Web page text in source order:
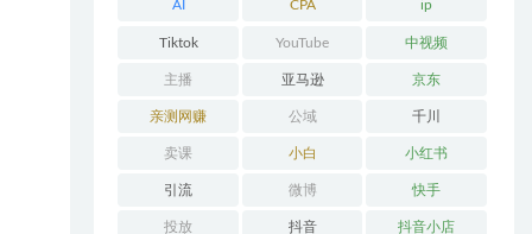
AI CPA ip
Tiktok YouTube 中视频
主播 亚马逊 京东
亲测网赚 公域 千川
卖课 小白 小红书
引流 微博 快手
投放 抖音 抖音小店